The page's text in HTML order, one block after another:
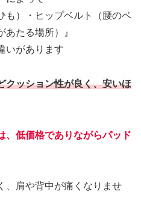
も）・ヒップベルト（腰のベ
あたる場所）』
いがあります
クッション性が良く、安いほ
、低価格でありながらパッド
、肩や背中が痛くなりませ